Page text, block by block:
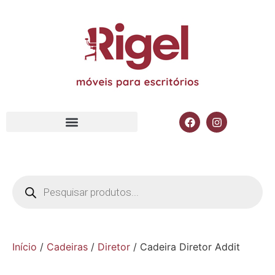
Início / Cadeiras / Diretor / Cadeira Diretor Addit